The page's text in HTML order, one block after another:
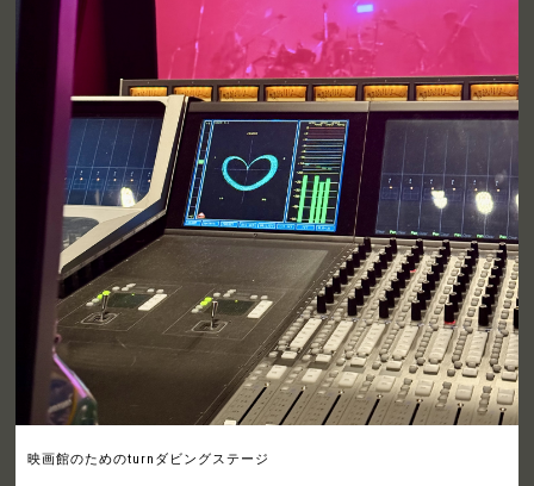
映画館のためのturnダビングステージ